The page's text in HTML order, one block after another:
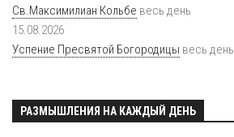
Св.Максимилиан Кольбе весь день
15.08.2026
Успение Пресвятой Богородицы весь день
РАЗМЫШЛЕНИЯ НА КАЖДЫЙ ДЕНЬ